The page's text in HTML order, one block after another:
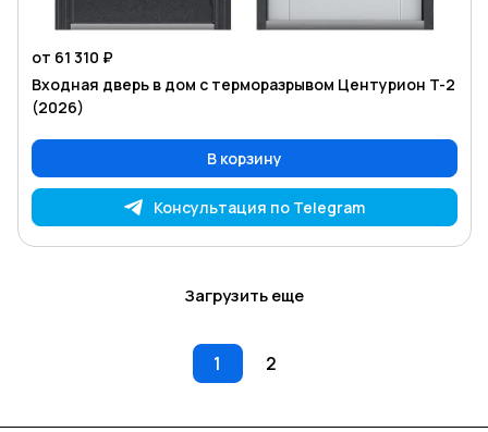
от 61 310 ₽
Входная дверь в дом с терморазрывом Центурион T-2
(2026)
В корзину
Консультация по Telegram
Загрузить еще
1 2